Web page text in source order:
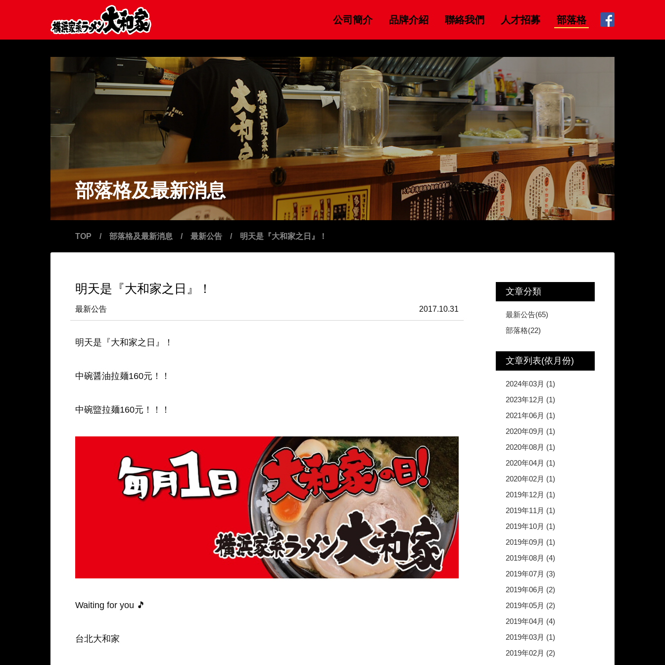
公司簡介 品牌介紹 聯絡我們 人才招募 部落格
部落格及最新消息
TOP / 部落格及最新消息 / 最新公告 / 明天是『大和家之日』！
明天是『大和家之日』！
最新公告 2017.10.31
明天是『大和家之日』！
中碗醤油拉麺160元！！
中碗盬拉麺160元！！！
Waiting for you 🎵
台北大和家
文章分類
最新公告(65)
部落格(22)
文章列表(依月份)
2024年03月 (1)
2023年12月 (1)
2021年06月 (1)
2020年09月 (1)
2020年08月 (1)
2020年04月 (1)
2020年02月 (1)
2019年12月 (1)
2019年11月 (1)
2019年10月 (1)
2019年09月 (1)
2019年08月 (4)
2019年07月 (3)
2019年06月 (2)
2019年05月 (2)
2019年04月 (4)
2019年03月 (1)
2019年02月 (2)